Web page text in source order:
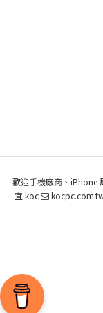
歡迎手機廠商、iPhone
宜 koc
kocpc.com.tw